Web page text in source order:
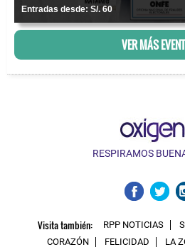
Entradas desde: S/. 60
VER MÁS
RESPIRAMOS
Visita también: RPP NOTICIAS
CORAZÓN
FELICIDAD LA